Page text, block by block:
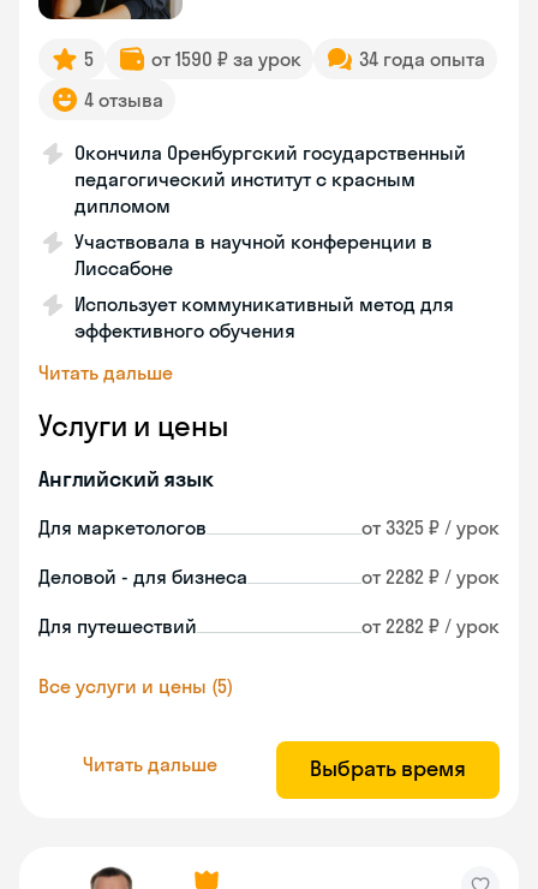
5 от 1590 ₽ за урок
34 года опыта
4 отзыва
Окончила Оренбургский государственный
педагогический институт с красным
дипломом
Участвовала в научной конференции в
Лиссабоне
Использует коммуникативный метод для
эффективного обучения
Читать дальше
Услуги и цены
Английский язык
Для маркетологов от 3325 ₽ / урок
Деловой - для бизнеса от 2282 ₽ / урок
Для путешествий от 2282 ₽ / урок
Все услуги и цены (5)
Читать дальше Выбрать время